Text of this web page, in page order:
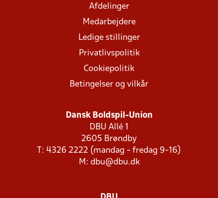
Afdelinger
Medarbejdere
Ledige stillinger
Privatlivspolitik
Cookiepolitik
Betingelser og vilkår
Dansk Boldspil-Union
DBU Allé 1
2605 Brøndby
T: 4326 2222 (mandag - fredag 9-16)
M: dbu@dbu.dk